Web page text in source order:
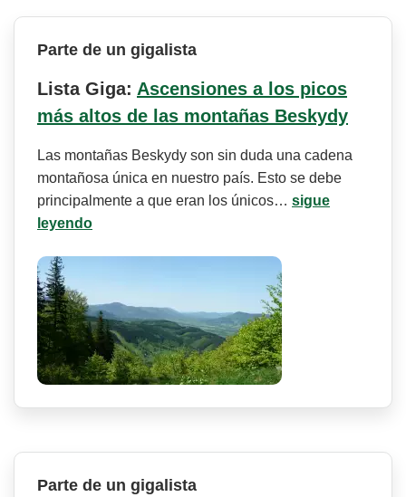
Parte de un gigalista
Lista Giga: Ascensiones a los picos
más altos de las montañas Beskydy
Las montañas Beskydy son sin duda una cadena
montañosa única en nuestro país. Esto se debe
principalmente a que eran los únicos… sigue
leyendo
Parte de un gigalista